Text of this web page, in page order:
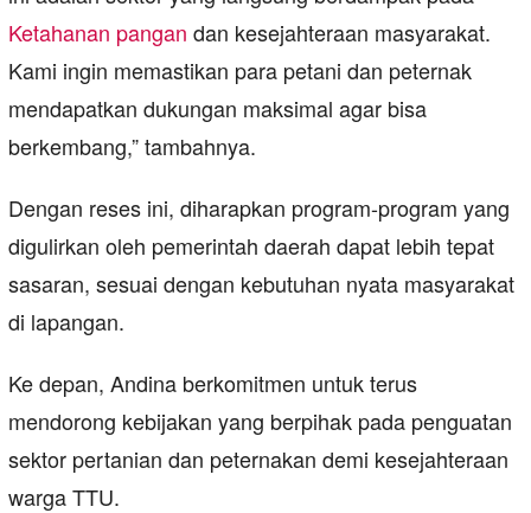
Ketahanan pangan dan kesejahteraan masyarakat.
Kami ingin memastikan para petani dan peternak
mendapatkan dukungan maksimal agar bisa
berkembang,” tambahnya.
Dengan reses ini, diharapkan program-program yang
digulirkan oleh pemerintah daerah dapat lebih tepat
sasaran, sesuai dengan kebutuhan nyata masyarakat
di lapangan.
Ke depan, Andina berkomitmen untuk terus
mendorong kebijakan yang berpihak pada penguatan
sektor pertanian dan peternakan demi kesejahteraan
warga TTU.